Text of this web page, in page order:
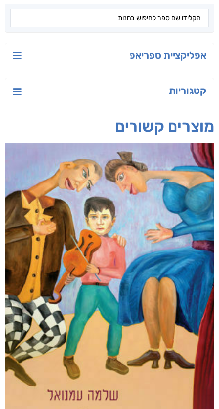
אפליקציית ספריאפ
קטגוריות
מוצרים קשורים